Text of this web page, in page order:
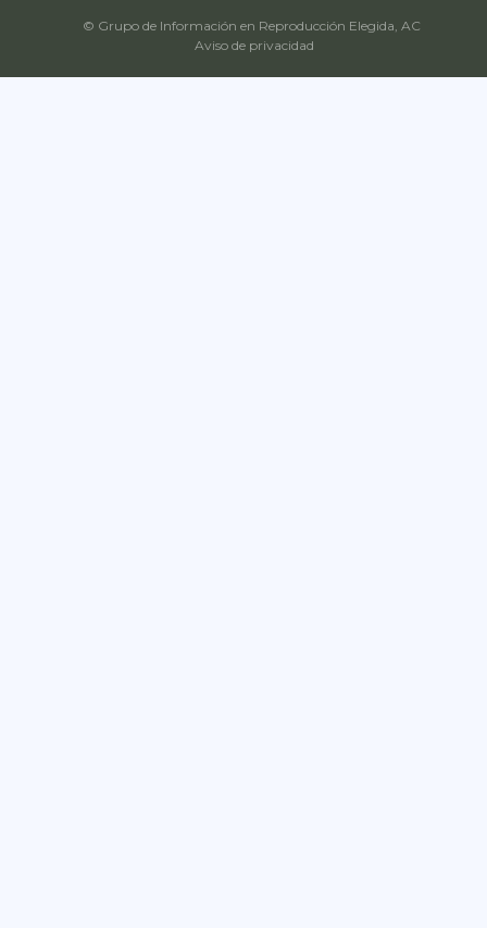
© Grupo de Información en Reproducción Elegida, AC
Aviso de privacidad